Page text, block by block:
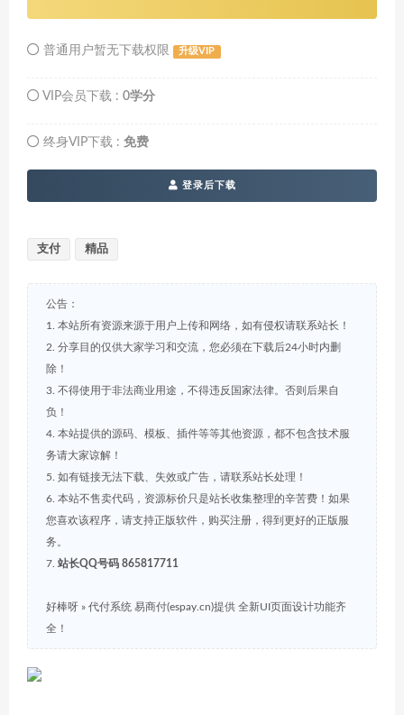
普通用户暂无下载权限 升级VIP
VIP会员下载 : 0学分
终身VIP下载 : 免费
登录后下载
支付 精品
公告：
1. 本站所有资源来源于用户上传和网络，如有侵权请联系站长！
2. 分享目的仅供大家学习和交流，您必须在下载后24小时内删
除！
3. 不得使用于非法商业用途，不得违反国家法律。否则后果自
负！
4. 本站提供的源码、模板、插件等等其他资源，都不包含技术服
务请大家谅解！
5. 如有链接无法下载、失效或广告，请联系站长处理！
6. 本站不售卖代码，资源标价只是站长收集整理的辛苦费！如果
您喜欢该程序，请支持正版软件，购买注册，得到更好的正版服
务。
7. 站长QQ号码 865817711
好棒呀 » 代付系统 易商付(espay.cn)提供 全新UI页面设计功能齐
全！